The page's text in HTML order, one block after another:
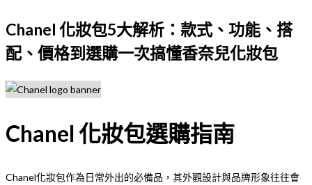
Chanel 化妝包5大解析：款式、功能、搭
配、價格到選購一次搞懂香奈兒化妝包
Chanel 化妝包選購指南
Chanel化妝包作為日常外出的必備品，其外觀設計與品牌形象往往會